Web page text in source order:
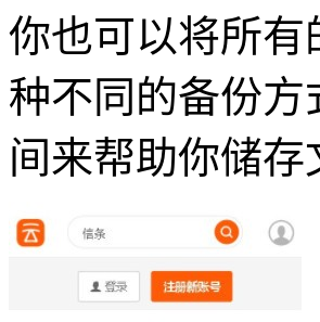
你也可以将所
种不同的备份
间来帮助你储存